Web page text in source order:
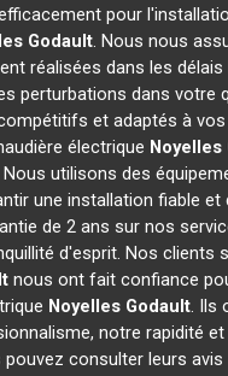
pour
Godault. Nous nous
réalisées dans les
perturbations dans votre
et adaptés à vos
électrique Noyelles
utilisons des
une installation fiable et
de 2 ans sur nos
d'esprit. Nos clients
nous ont fait confiance
Noyelles Godault. Ils
notre rapidité
consulter leurs